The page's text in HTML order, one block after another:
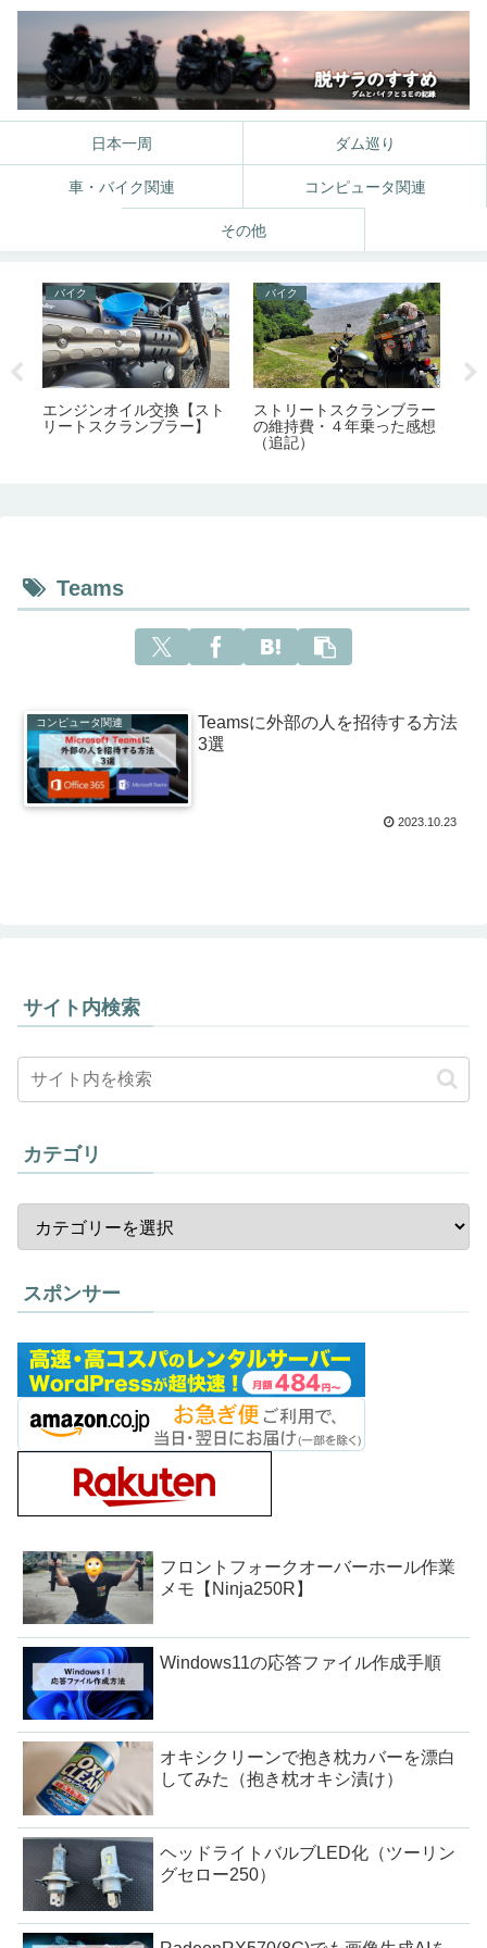
日本一周 ダム巡り
車・バイク関連 コンピュータ関連
その他
バイク
エンジンオイル交換【スト
リートスクランブラー】
バイク
ストリートスクランブラー
の維持費・４年乗った感想
（追記）
Teams
コンピュータ関連
Teamsに外部の人を招待する方法
3選
2023.10.23
サイト内検索
カテゴリ
スポンサー
フロントフォークオーバーホール作業
メモ【Ninja250R】
Windows11の応答ファイル作成手順
オキシクリーンで抱き枕カバーを漂白
してみた（抱き枕オキシ漬け）
ヘッドライトバルブLED化（ツーリン
グセロー250）